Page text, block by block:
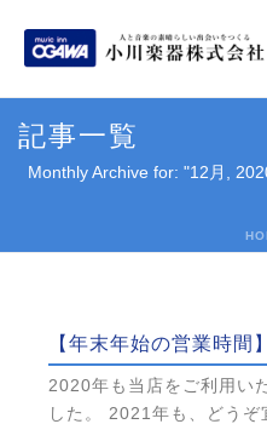
記事一覧
Monthly Archive for: "12月,
【年末年始の営業時間】
2020年も当店をご利用い
した。 2021年も、どう